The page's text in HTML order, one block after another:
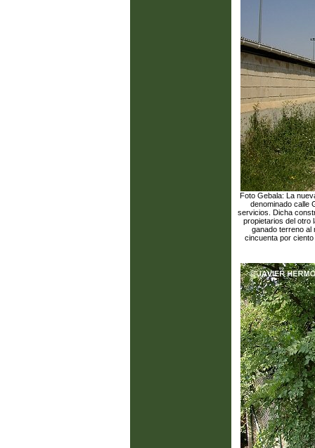
Foto Gebala: La
denominado calle
servicios. Dicha
propietarios del otro
ganado terreno al
cincuenta por